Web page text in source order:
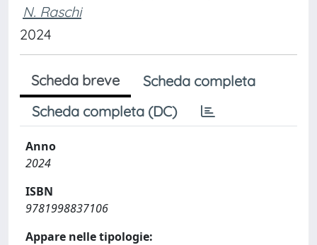
N. Raschi
2024
Scheda breve
Scheda completa
Scheda completa (DC)
Anno
2024
ISBN
9781998837106
Appare nelle tipologie: